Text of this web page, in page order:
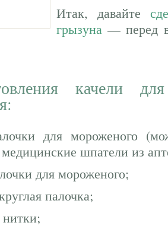
Итак, давайте
грызуна — перед
качели
для мороженого
шпатели из
для мороженого;
палочка;
нитки;